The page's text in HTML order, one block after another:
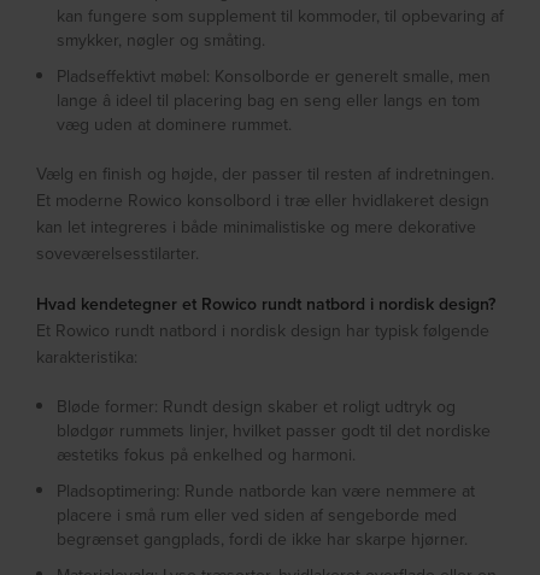
kan fungere som supplement til kommoder, til opbevaring af
smykker, nøgler og småting.
Pladseffektivt møbel: Konsolborde er generelt smalle, men
lange â ideel til placering bag en seng eller langs en tom
væg uden at dominere rummet.
Vælg en finish og højde, der passer til resten af indretningen.
Et moderne Rowico konsolbord i træ eller hvidlakeret design
kan let integreres i både minimalistiske og mere dekorative
soveværelsesstilarter.
Hvad kendetegner et Rowico rundt natbord i nordisk design?
Et Rowico rundt natbord i nordisk design har typisk følgende
karakteristika:
Bløde former: Rundt design skaber et roligt udtryk og
blødgør rummets linjer, hvilket passer godt til det nordiske
æstetiks fokus på enkelhed og harmoni.
Pladsoptimering: Runde natborde kan være nemmere at
placere i små rum eller ved siden af sengeborde med
begrænset gangplads, fordi de ikke har skarpe hjørner.